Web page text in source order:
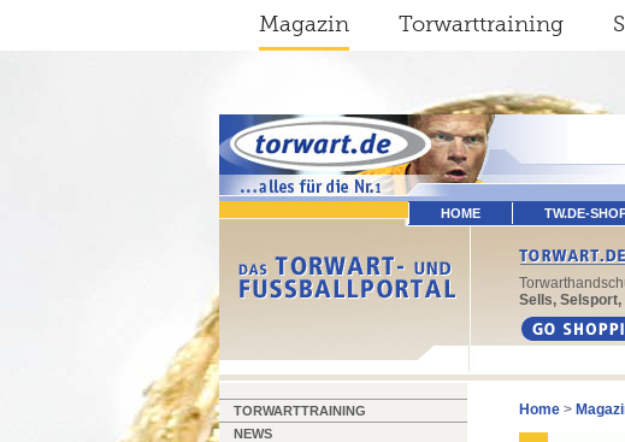
Magazin Torwarttraining
HOME TW.DE-
Sells, Selsport,
TORWARTTRAINING
NEWS
Home >